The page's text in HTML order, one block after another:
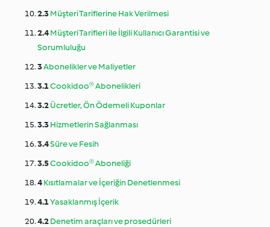
2.3Müşteri Tariflerine Hak Verilmesi
2.4Müşteri Tarifleri ile İlgili Kullanıcı Garantisi ve
Sorumluluğu
3Abonelikler ve Maliyetler
3.1Cookidoo® Abonelikleri
3.2Ücretler, Ön Ödemeli Kuponlar
3.3Hizmetlerin Sağlanması
3.4Süre ve Fesih
3.5Cookidoo® Aboneliği
4Kısıtlamalar ve İçeriğin Denetlenmesi
4.1Yasaklanmış İçerik
4.2Denetim araçları ve prosedürleri